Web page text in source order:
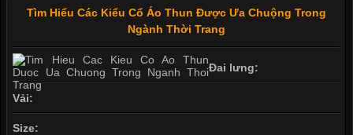
Tìm Hiểu Các Kiểu Cổ Áo Thun Được Ưa Chuộng Trong
Ngành Thời Trang
Đai lưng:
Vải:
Size: